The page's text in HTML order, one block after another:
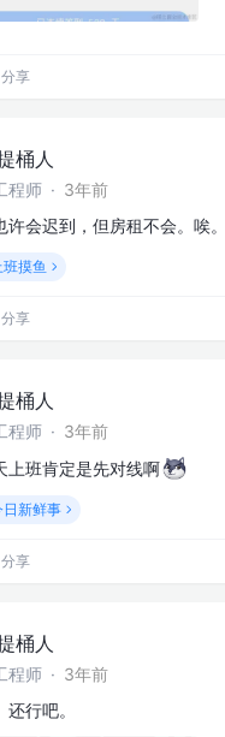
分享
桶人
程师 · 3年前
许会迟到，但房租不会。唉。
班摸鱼
分享
桶人
程师 · 3年前
上班肯定是先对线啊
日新鲜事
分享
桶人
程师 · 3年前
行吧。